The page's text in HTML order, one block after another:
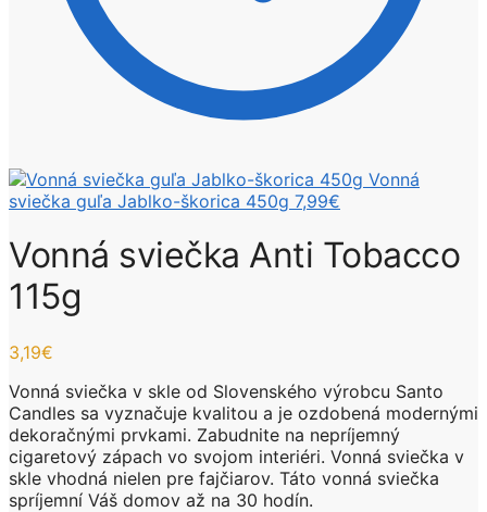
Vonná
sviečka guľa Jablko-škorica 450g 7,99€
Vonná sviečka Anti Tobacco
115g
3,19€
Vonná sviečka v skle od Slovenského výrobcu Santo
Candles sa vyznačuje kvalitou a je ozdobená modernými
dekoračnými prvkami. Zabudnite na nepríjemný
cigaretový zápach vo svojom interiéri. Vonná sviečka v
skle vhodná nielen pre fajčiarov. Táto vonná sviečka
spríjemní Váš domov až na 30 hodín.